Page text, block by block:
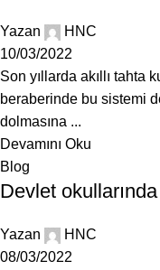
Yazan
HNC
10/03/2022
Son yıllarda akıllı tahta
beraberinde bu sistemi
dolmasına ...
Devamını Oku
Blog
Devlet okullarında
Yazan
HNC
08/03/2022